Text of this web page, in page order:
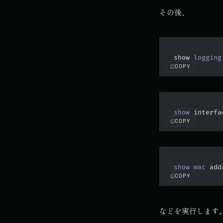
その後、
show logging
COPY
show
COPY
show mac
COPY
などを実行します。